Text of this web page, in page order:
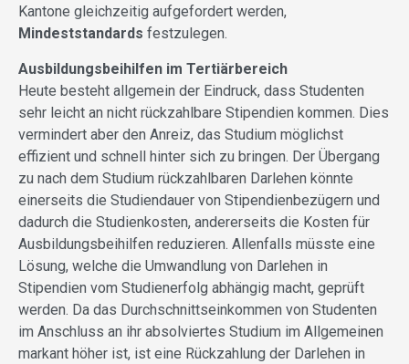
Kantone gleichzeitig aufgefordert werden,
Mindeststandards festzulegen.
Ausbildungsbeihilfen im Tertiärbereich
Heute besteht allgemein der Eindruck, dass Studenten
sehr leicht an nicht rückzahlbare Stipendien kommen. Dies
vermindert aber den Anreiz, das Studium möglichst
effizient und schnell hinter sich zu bringen. Der Übergang
zu nach dem Studium rückzahlbaren Darlehen könnte
einerseits die Studiendauer von Stipendienbezügern und
dadurch die Studienkosten, andererseits die Kosten für
Ausbildungsbeihilfen reduzieren. Allenfalls müsste eine
Lösung, welche die Umwandlung von Darlehen in
Stipendien vom Studienerfolg abhängig macht, geprüft
werden. Da das Durchschnittseinkommen von Studenten
im Anschluss an ihr absolviertes Studium im Allgemeinen
markant höher ist, ist eine Rückzahlung der Darlehen in